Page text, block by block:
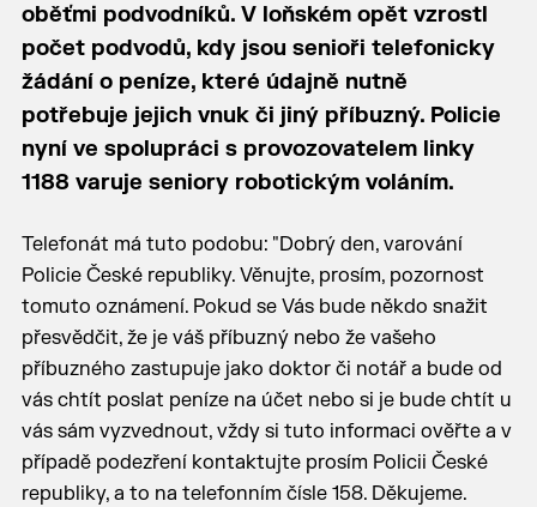
oběťmi podvodníků. V loňském opět vzrostl
počet podvodů, kdy jsou senioři telefonicky
žádání o peníze, které údajně nutně
potřebuje jejich vnuk či jiný příbuzný. Policie
nyní ve spolupráci s provozovatelem linky
1188 varuje seniory robotickým voláním.
Telefonát má tuto podobu: "Dobrý den, varování
Policie České republiky. Věnujte, prosím, pozornost
tomuto oznámení. Pokud se Vás bude někdo snažit
přesvědčit, že je váš příbuzný nebo že vašeho
příbuzného zastupuje jako doktor či notář a bude od
vás chtít poslat peníze na účet nebo si je bude chtít u
vás sám vyzvednout, vždy si tuto informaci ověřte a v
případě podezření kontaktujte prosím Policii České
republiky, a to na telefonním čísle 158. Děkujeme.